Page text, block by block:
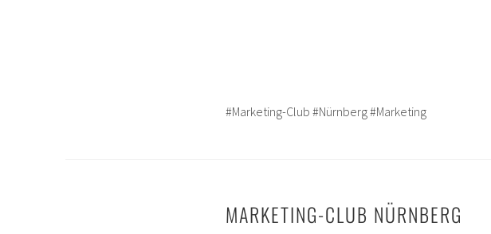
#Marketing-Club #Nürnberg #Marketing
MARKETING-CLUB NÜRNBERG